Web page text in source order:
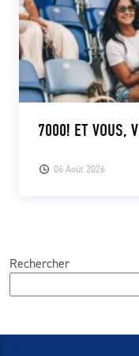
06 Août 2026
7000! ET VOUS,
Rechercher